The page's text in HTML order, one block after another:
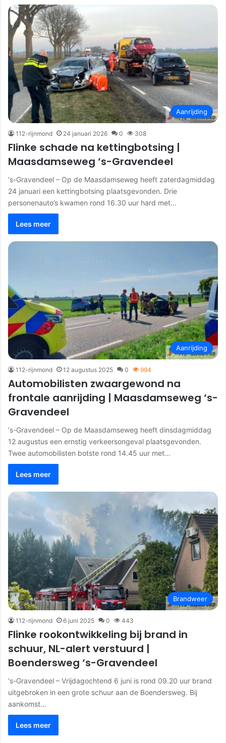
Aanrijding
112-rijnmond 24 januari 2026 0 308
Flinke schade na kettingbotsing |
Maasdamseweg ‘s-Gravendeel
‘s-Gravendeel – Op de Maasdamseweg heeft zaterdagmiddag
24 januari een kettingbotsing plaatsgevonden. Drie
personenauto’s kwamen rond 16.30 uur hard met…
Lees meer
Aanrijding
112-rijnmond 12 augustus 2025 0 994
Automobilisten zwaargewond na
frontale aanrijding | Maasdamseweg ‘s-
Gravendeel
‘s-Gravendeel – Op de Maasdamseweg heeft dinsdagmiddag
12 augustus een ernstig verkeersongeval plaatsgevonden.
Twee automobilisten botste rond 14.45 uur met…
Lees meer
Brandweer
112-rijnmond 6 juni 2025 0 443
Flinke rookontwikkeling bij brand in
schuur, NL-alert verstuurd |
Boendersweg ‘s-Gravendeel
‘s-Gravendeel – Vrijdagochtend 6 juni is rond 09.20 uur brand
uitgebroken in een grote schuur aan de Boendersweg. Bij
aankomst…
Lees meer